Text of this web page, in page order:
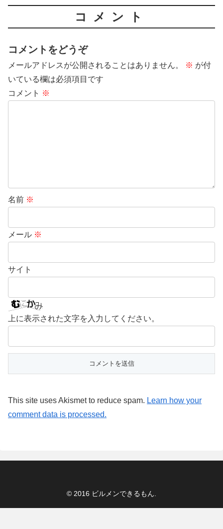
コメント
コメントをどうぞ
メールアドレスが公開されることはありません。 ※ が付
いている欄は必須項目です
コメント ※
名前 ※
メール ※
サイト
上に表示された文字を入力してください。
This site uses Akismet to reduce spam. Learn how your
comment data is processed.
© 2016 ビルメンできるもん.